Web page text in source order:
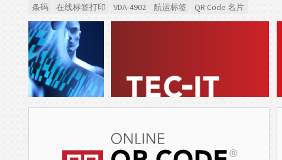
条码 在线标签打印 VDA-4902 航运标签 QR Code 名片